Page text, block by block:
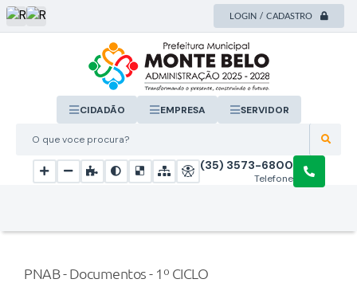
LOGIN / CADASTRO
O que voce procura?
CIDADÃO EMPRESA SERVIDOR
Telefone
(35) 3573-6800
PNAB - Documentos - 1º CICLO